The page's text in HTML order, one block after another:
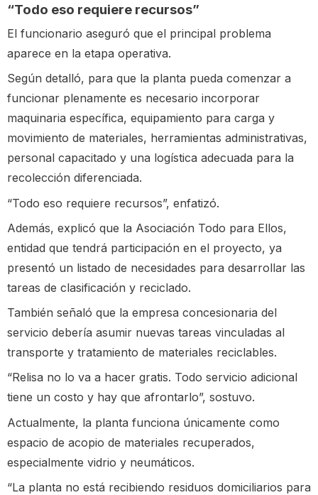
“Todo eso requiere recursos”
El funcionario aseguró que el principal problema
aparece en la etapa operativa.
Según detalló, para que la planta pueda comenzar a
funcionar plenamente es necesario incorporar
maquinaria específica, equipamiento para carga y
movimiento de materiales, herramientas administrativas,
personal capacitado y una logística adecuada para la
recolección diferenciada.
“Todo eso requiere recursos”, enfatizó.
Además, explicó que la Asociación Todo para Ellos,
entidad que tendrá participación en el proyecto, ya
presentó un listado de necesidades para desarrollar las
tareas de clasificación y reciclado.
También señaló que la empresa concesionaria del
servicio debería asumir nuevas tareas vinculadas al
transporte y tratamiento de materiales reciclables.
“Relisa no lo va a hacer gratis. Todo servicio adicional
tiene un costo y hay que afrontarlo”, sostuvo.
Actualmente, la planta funciona únicamente como
espacio de acopio de materiales recuperados,
especialmente vidrio y neumáticos.
“La planta no está recibiendo residuos domiciliarios para